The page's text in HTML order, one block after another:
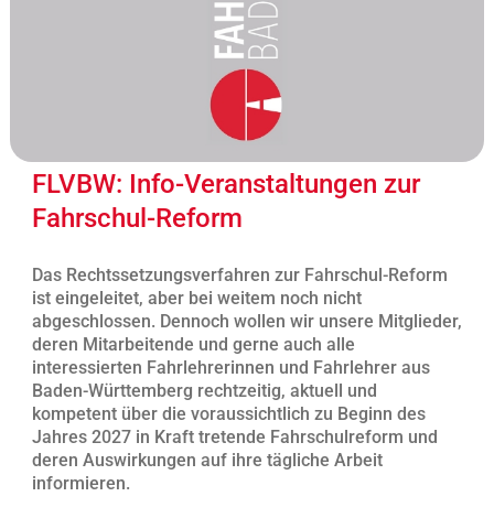
FLVBW: Info-Veranstaltungen zur
Fahrschul-Reform
Das Rechtssetzungsverfahren zur Fahrschul-Reform
ist eingeleitet, aber bei weitem noch nicht
abgeschlossen. Dennoch wollen wir unsere Mitglieder,
deren Mitarbeitende und gerne auch alle
interessierten Fahrlehrerinnen und Fahrlehrer aus
Baden-Württemberg rechtzeitig, aktuell und
kompetent über die voraussichtlich zu Beginn des
Jahres 2027 in Kraft tretende Fahrschulreform und
deren Auswirkungen auf ihre tägliche Arbeit
informieren.